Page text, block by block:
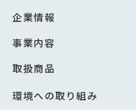
企業情報
事業内容
取扱商品
環境への取り組み